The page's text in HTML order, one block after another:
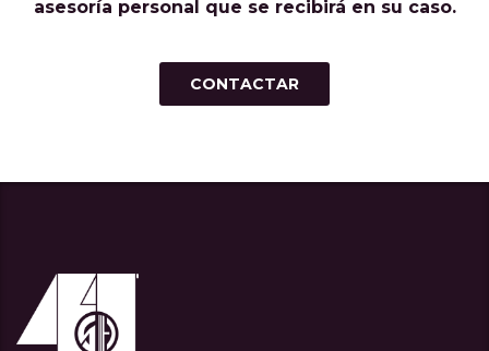
asesoría personal que se recibirá en su caso.
CONTACTAR